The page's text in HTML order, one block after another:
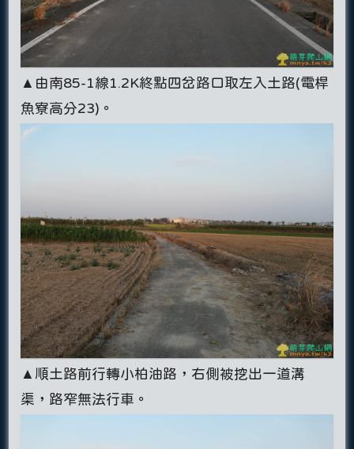
▲由南85-1線1.2K終點四岔路口取左入土路(電桿
魚寮高分23)。
▲順土路前行轉小柏油路，右側被挖出一道溝
渠，路窄無法行車。